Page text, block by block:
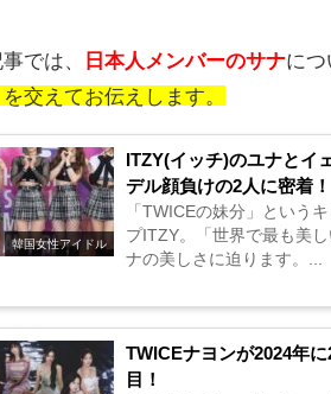
では、 日本人メンバーのサナにつ
を交えてお伝えします。
韓国女性アイドル
ITZY(イッチ)のユナとイ
デル顔負けの2人に密着！
「TWICEの妹分」という
プITZY。「世界で最も美
ナの美しさに迫ります。...
TWICEナヨンが2024年
目！